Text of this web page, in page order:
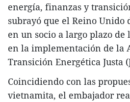
energía, finanzas y
subrayó que el Reino Unido
en un socio a largo plazo
en la implementación de la
Transición Energética Justa
Coincidiendo con las
vietnamita, el embajador